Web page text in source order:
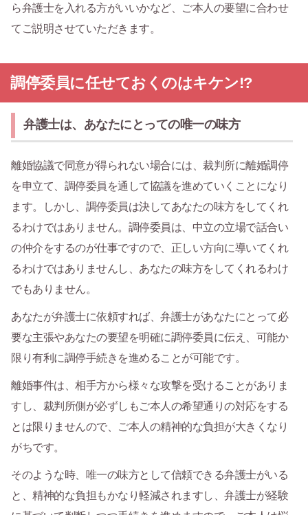
ら弁護士を入れる方がいいかなど、ご本人の要望に合わせ
てご説明させていただきます。
調停委員に任せておくのはキケン!?
弁護士は、あなたにとっての唯一の味方
離婚協議で同意が得られない場合には、裁判所に離婚調停
を申立て、調停委員を通して協議を進めていくことになり
ます。しかし、調停委員は決してあなたの味方をしてくれ
るわけではありません。調停委員は、中立の立場で話合い
の仲介をするのが仕事ですので、正しい方向に導いてくれ
るわけではありませんし、あなたの味方をしてくれるわけ
でもありません。
あなたが弁護士に依頼すれば、弁護士があなたにとって必
要な主張やあなたの要望を明確に調停委員に伝え、可能か
限り有利に調停手続きを進めることが可能です。
離婚事件は、相手方から様々な攻撃を受けることがありま
すし、裁判所側が必ずしもご本人の希望通りの対応をする
とは限りませんので、ご本人の精神的な負担が大きくなり
がちです。
そのような時、唯一の味方として信頼できる弁護士がいる
と、精神的な負担もかなり軽減されますし、弁護士が経験